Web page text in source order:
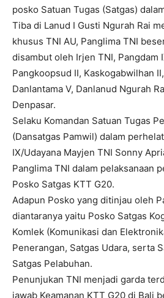
posko Satuan Tugas (Satgas)
Tiba di Lanud I Gusti Ngurah Rai
khusus TNI AU, Panglima TNI
disambut oleh Irjen TNI, Pangdam
Pangkoopsud II, Kaskogabwilhan
Danlantama V, Danlanud Ngurah
Denpasar.
Selaku Komandan Satuan Tugas
(Dansatgas Pamwil) dalam
IX/Udayana Mayjen TNI Sonny
Panglima TNI dalam pelaksanaan
Posko Satgas KTT G20.
Adapun Posko yang ditinjau oleh
diantaranya yaitu Posko Satgas
Komlek (Komunikasi dan
Penerangan, Satgas Udara, serta
Satgas Pelabuhan.
Penunjukan TNI menjadi garda
jawab Keamanan KTT G20 di Bali